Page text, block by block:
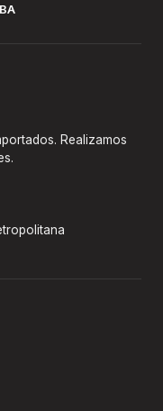
Realizamos